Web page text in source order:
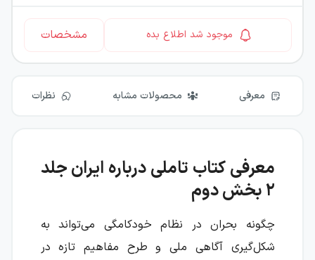
موجود شد اطلاع بده مشخصات
معرفی محصولات مشابه نظرات
معرفی کتاب تاملی درباره ایران جلد
۲ بخش دوم
چگونه بحران در نظام خودکامگی می‌تواند به
شکل‌گیری آگاهی ملی و طرح مفاهیم تازه در